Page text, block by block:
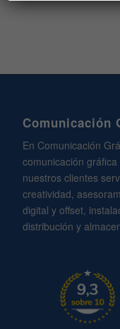
Comunicación
En Comunicación
comunicación
nuestros clientes
creatividad,
digital y offset,
distribución y